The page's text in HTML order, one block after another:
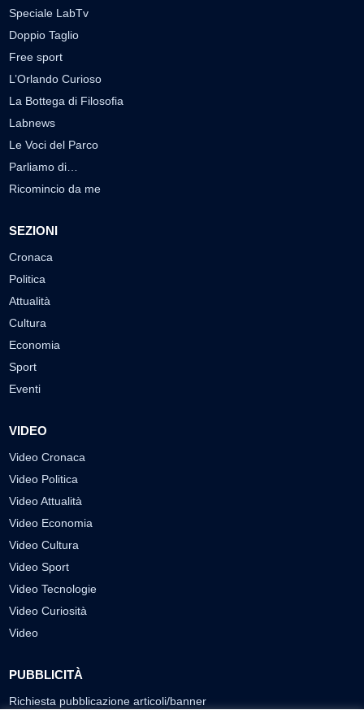
Speciale LabTv
Doppio Taglio
Free sport
L’Orlando Curioso
La Bottega di Filosofia
Labnews
Le Voci del Parco
Parliamo di…
Ricomincio da me
SEZIONI
Cronaca
Politica
Attualità
Cultura
Economia
Sport
Eventi
VIDEO
Video Cronaca
Video Politica
Video Attualità
Video Economia
Video Cultura
Video Sport
Video Tecnologie
Video Curiosità
Video
PUBBLICITÀ
Richiesta pubblicazione articoli/banner